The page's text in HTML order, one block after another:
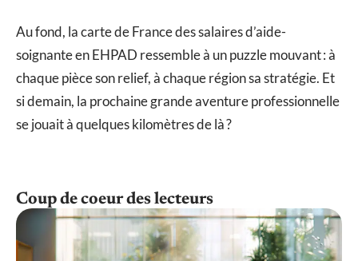
Au fond, la carte de France des salaires d’aide-
soignante en EHPAD ressemble à un puzzle mouvant : à
chaque pièce son relief, à chaque région sa stratégie. Et
si demain, la prochaine grande aventure professionnelle
se jouait à quelques kilomètres de là ?
Coup de coeur des lecteurs